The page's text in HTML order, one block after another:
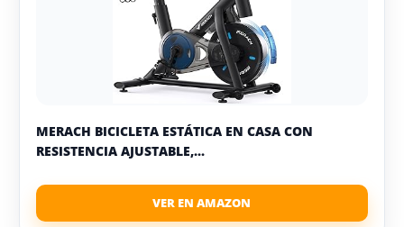
MERACH BICICLETA ESTÁTICA EN CASA CON
RESISTENCIA AJUSTABLE,...